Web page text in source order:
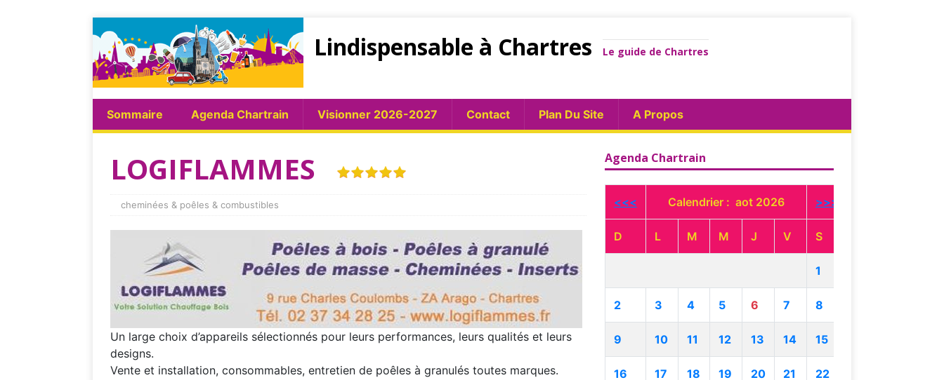
Lindispensable à Chartres Le guide de Chartres
Sommaire Agenda Chartrain Visionner 2026-2027 Contact Plan Du Site A Propos
LOGIFLAMMES
cheminées & poêles & combustibles
Un large choix d’appareils sélectionnés pour leurs performances, leurs qualités et leurs
designs.
Vente et installation, consommables, entretien de poêles à granulés toutes marques.
Agenda Chartrain
<<< Calendrier : aot 2026 >>>
D L M M J V S
1
2 3 4 5 6 7 8
9 10 11 12 13 14 15
16 17 18 19 20 21 22